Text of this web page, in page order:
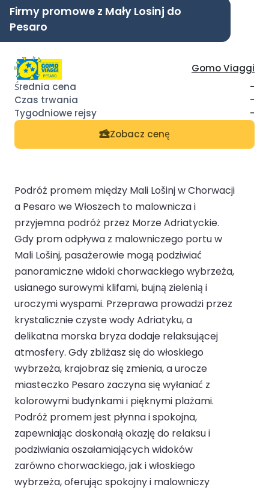
Firmy promowe z Mały Losinj do
Pesaro
Gomo Viaggi
-
-
-
Zobacz cenę
Podróż promem między Mali Lošinj w Chorwacji
a Pesaro we Włoszech to malownicza i
przyjemna podróż przez Morze Adriatyckie.
Gdy prom odpływa z malowniczego portu w
Mali Lošinj, pasażerowie mogą podziwiać
panoramiczne widoki chorwackiego wybrzeża,
usianego surowymi klifami, bujną zielenią i
uroczymi wyspami. Przeprawa prowadzi przez
krystalicznie czyste wody Adriatyku, a
delikatna morska bryza dodaje relaksującej
atmosfery. Gdy zbliżasz się do włoskiego
wybrzeża, krajobraz się zmienia, a urocze
miasteczko Pesaro zaczyna się wyłaniać z
kolorowymi budynkami i pięknymi plażami.
Podróż promem jest płynna i spokojna,
zapewniając doskonałą okazję do relaksu i
podziwiania oszałamiających widoków
zarówno chorwackiego, jak i włoskiego
wybrzeża, oferując spokojny i malowniczy